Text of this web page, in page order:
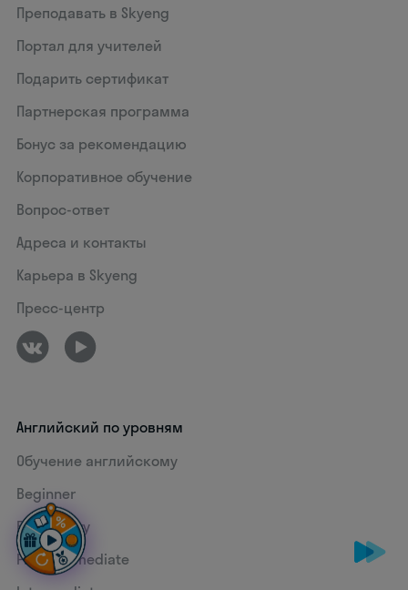
Преподавать в Skyeng
Портал для учителей
Подарить сертификат
Партнерская программа
Бонус за рекомендацию
Корпоративное обучение
Вопрос-ответ
Адреса и контакты
Карьера в Skyeng
Пресс-центр
Английский по уровням
Обучение английскому
Beginner
Elementary
Pre-intermediate